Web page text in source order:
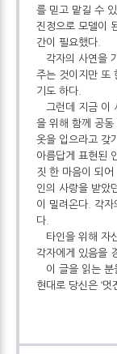
를 믿고 맡길 수
진정으로 모델이
간이 필요했다.
각자의 사연을
주는 것이지만 또
기도 하다.
그런데 지금 이
을 위해 함께 공
옷을 입으라고 갖
아름답게 표현된
짓 한 마음이 되
인의 사랑을 받았
이 밀려온다. 각
다.
타인을 위해 자
각자에게 있음을
이 글을 읽는 분
현대로 당신은 ‘멋